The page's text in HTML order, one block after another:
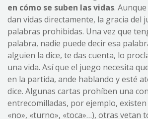
en cómo se suben las vidas.
dan vidas directamente, la gracia del
palabras prohibidas. Una vez que
palabra, nadie puede decir esa
alguien la dice, te das cuenta, lo
una vida. Así que el juego necesita
en la partida, ande hablando y esté
dice. Algunas cartas prohíben una
entrecomilladas, por ejemplo, existen
«no», «turno», «toca»…), otras vetan